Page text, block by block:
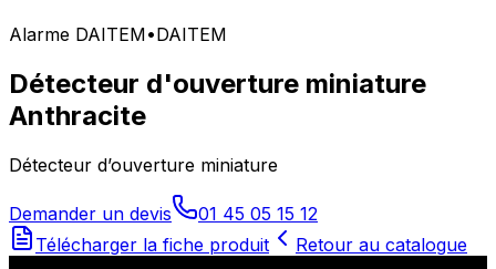
Alarme DAITEM•DAITEM
Détecteur d'ouverture miniature
Anthracite
Détecteur d’ouverture miniature
Demander un devis
01 45 05 15 12
Télécharger la fiche produit
Retour au catalogue